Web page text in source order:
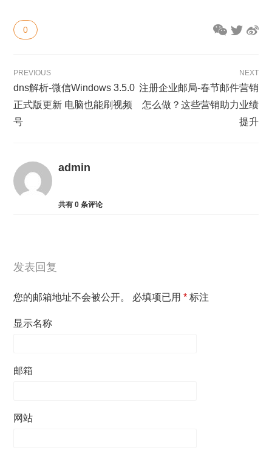
0
PREVIOUS
dns解析-微信Windows 3.5.0
正式版更新 电脑也能刷视频
号
NEXT
注册企业邮局-春节邮件营销
怎么做？这些营销助力业绩
提升
admin
共有0 条评论
发表回复
您的邮箱地址不会被公开。 必填项已用* 标注
显示名称
邮箱
网站